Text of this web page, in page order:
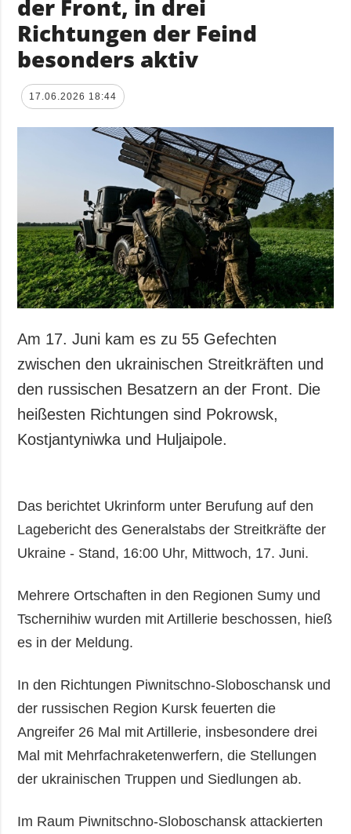
der Front, in drei
Richtungen der Feind
besonders aktiv
17.06.2026 18:44
Am 17. Juni kam es zu 55 Gefechten
zwischen den ukrainischen Streitkräften und
den russischen Besatzern an der Front. Die
heißesten Richtungen sind Pokrowsk,
Kostjantyniwka und Huljaipole.
Das berichtet Ukrinform unter Berufung auf den
Lagebericht des Generalstabs der Streitkräfte der
Ukraine - Stand, 16:00 Uhr, Mittwoch, 17. Juni.
Mehrere Ortschaften in den Regionen Sumy und
Tschernihiw wurden mit Artillerie beschossen, hieß
es in der Meldung.
In den Richtungen Piwnitschno-Sloboschansk und
der russischen Region Kursk feuerten die
Angreifer 26 Mal mit Artillerie, insbesondere drei
Mal mit Mehrfachraketenwerfern, die Stellungen
der ukrainischen Truppen und Siedlungen ab.
Im Raum Piwnitschno-Sloboschansk attackierten